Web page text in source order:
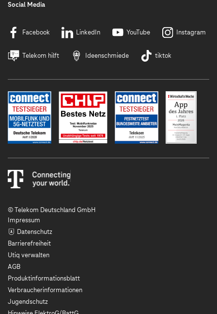
Social Media
Facebook LinkedIn YouTube Instagram
Telekom hilft Ideenschmiede tiktok
© Telekom Deutschland GmbH
Impressum
Datenschutz
Barrierefreiheit
Utiq verwalten
AGB
Produktinformationsblatt
Verbraucherinformationen
Jugendschutz